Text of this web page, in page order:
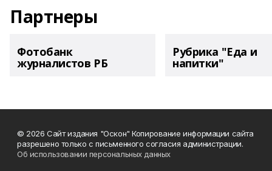
Партнеры
Фотобанк
журналистов РБ
Рубрика "Еда и
напитки"
© 2026 Сайт издания "Оскон" Копирование информации сайта
разрешено только с письменного согласия администрации.
Об использовании персональных данных